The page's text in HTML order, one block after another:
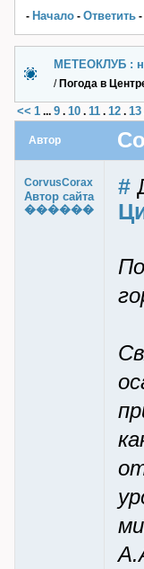
- Начало - Ответить -
МЕТЕОКЛУБ :
/ Погода в
<< 1 ... 9 . 10 . 11 . 12 . 13
Автор
CorvusCorax
Автор сайта
������
#